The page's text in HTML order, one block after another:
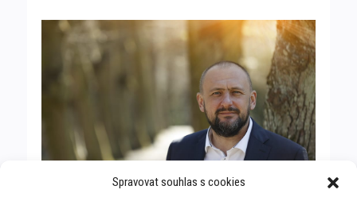
Spravovat souhlas s cookies